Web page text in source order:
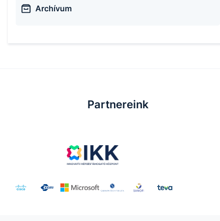
Archívum
Partnereink